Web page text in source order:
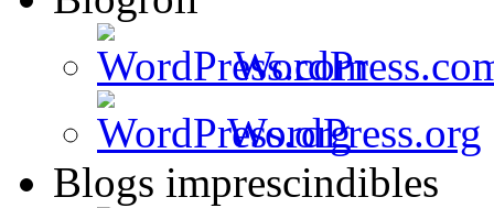
WordPress.org
Blogs imprescindibles